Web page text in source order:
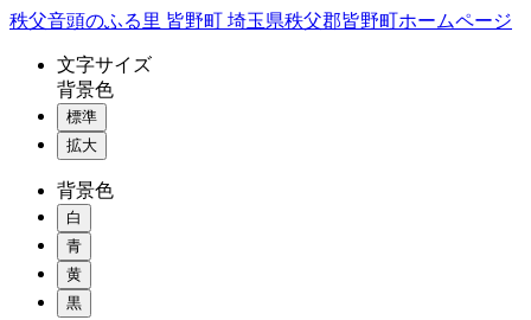
コ
秩父音頭のふる里 皆野町 埼玉県秩父郡皆野町ホームページ
文字サイズ
背景色
標準
拡大
背景色
白
青
黄
黒